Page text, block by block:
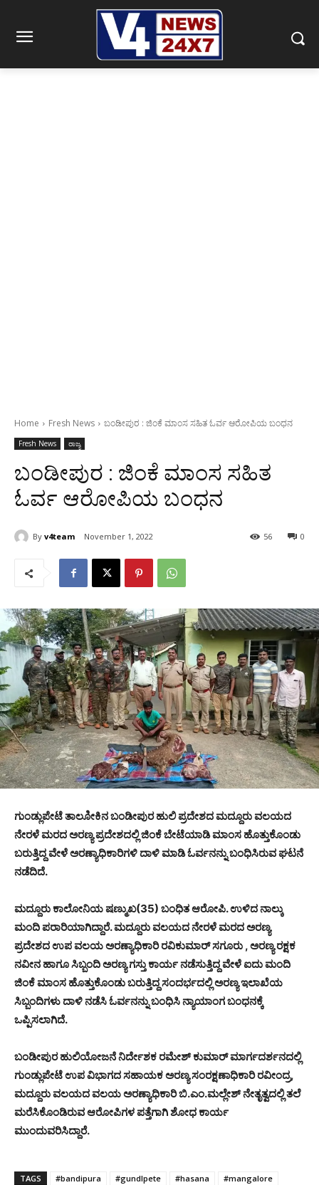
Home Fresh News ಬಂಡೀಪುರ : ಜಿಂಕೆ ಮಾಂಸ ಸಹಿತ ಓರ್ವ ಆರೋಪಿಯ ಬಂಧನ
Fresh News ರಾಜ್ಯ
ಬಂಡೀಪುರ : ಜಿಂಕೆ ಮಾಂಸ ಸಹಿತ
ಓರ್ವ ಆರೋಪಿಯ ಬಂಧನ
By v4team November 1, 2022 0
56
ಗುಂಡ್ಲುಪೇಟೆ ತಾಲೂೀಕಿನ ಬಂಡೀಪುರ ಹುಲಿ ಪ್ರದೇಶದ ಮದ್ದೂರು ವಲಯದ
ನೇರಳೆ ಮರದ ಅರಣ್ಯ ಪ್ರದೇಶದಲ್ಲಿ ಜಿಂಕೆ ಬೇಟೆಯಾಡಿ ಮಾಂಸ ಹೊತ್ತುಕೊಂಡು
ಬರುತ್ತಿದ್ದ ವೇಳೆ ಅರಣ್ಯಾಧಿಕಾರಿಗಳಿ ದಾಳಿ ಮಾಡಿ ಓರ್ವನನ್ನು ಬಂಧಿಸಿರುವ ಘಟನೆ
ನಡೆದಿದೆ.
ಮದ್ದೂರು ಕಾಲೋನಿಯ ಷಣ್ಮುಖ(35) ಬಂಧಿತ ಆರೋಪಿ. ಉಳಿದ ನಾಲ್ಕು
ಮಂದಿ ಪರಾರಿಯಾಗಿದ್ದಾರೆ. ಮದ್ದೂರು ವಲಯದ ನೇರಳೆ ಮರದ ಅರಣ್ಯ
ಪ್ರದೇಶದ ಉಪ ವಲಯ ಅರಣ್ಯಾಧಿಕಾರಿ ರವಿಕುಮಾರ್ ಸಗೂರು , ಅರಣ್ಯ ರಕ್ಷಕ
ನವೀನ ಹಾಗೂ ಸಿಬ್ಬಂದಿ ಅರಣ್ಯ ಗಸ್ತು ಕಾರ್ಯ ನಡೆಸುತ್ತಿದ್ದ ವೇಳೆ ಐದು ಮಂದಿ
ಜಿಂಕೆ ಮಾಂಸ ಹೊತ್ತುಕೊಂಡು ಬರುತ್ತಿದ್ದ ಸಂದರ್ಭದಲ್ಲಿ ಅರಣ್ಯ ಇಲಾಖೆಯ
ಸಿಬ್ಬಂದಿಗಳು ದಾಳಿ ನಡೆಸಿ ಓರ್ವನನ್ನು ಬಂಧಿಸಿ ನ್ಯಾಯಾಂಗ ಬಂಧನಕ್ಕೆ
ಒಪ್ಪಿಸಲಾಗಿದೆ.
ಬಂಡೀಪುರ ಹುಲಿಯೋಜನೆ ನಿರ್ದೇಶಕ ರಮೇಶ್ ಕುಮಾರ್ ಮಾರ್ಗದರ್ಶನದಲ್ಲಿ
ಗುಂಡ್ಲುಪೇಟೆ ಉಪ ವಿಭಾಗದ ಸಹಾಯಕ ಅರಣ್ಯ ಸಂರಕ್ಷಣಾಧಿಕಾರಿ ರವೀಂದ್ರ,
ಮದ್ದೂರು ವಲಯದ ವಲಯ ಅರಣ್ಯಾಧಿಕಾರಿ ಬಿ.ಎಂ.ಮಲ್ಲೇಶ್ ನೇತೃತ್ವದಲ್ಲಿ ತಲೆ
ಮರೆಸಿಕೊಂಡಿರುವ ಆರೋಪಿಗಳ ಪತ್ತೆಗಾಗಿ ಶೋಧ ಕಾರ್ಯ
ಮುಂದುವರಿಸಿದ್ದಾರೆ.
TAGS #bandipura #gundlpete #hasana
#mangalore